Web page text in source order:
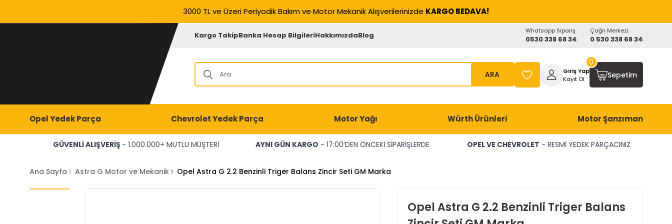
3000 TL ve Üzeri Periyodik Bakım ve Motor Mekanik Alışverilerinizde KARGO BEDAVA!
Kargo TakipBanka Hesap BilgileriHakkımızdaBlog Whatsapp Sipariş
0530 338 68 34
Çağrı Merkezi
0 530 338 68 34
ARA
Giriş Yap
Kayıt Ol
Sepetim
0
Opel Yedek Parça Chevrolet Yedek Parça Motor Yağı Würth Ürünleri Motor Şanzıman
GÜVENLİ ALIŞVERİŞ - 1.000.000+ MUTLU MÜŞTERİ AYNI GÜN KARGO - 17:00’DEN ÖNCEKİ SİPARİŞLERDE OPEL VE CHEVROLET - RESMİ YEDEK PARÇACINIZ
Ana Sayfa Astra G Motor ve Mekanik Opel Astra G 2.2 Benzinli Triger Balans Zincir Seti GM Marka
Opel Astra G 2.2 Benzinli Triger Balans